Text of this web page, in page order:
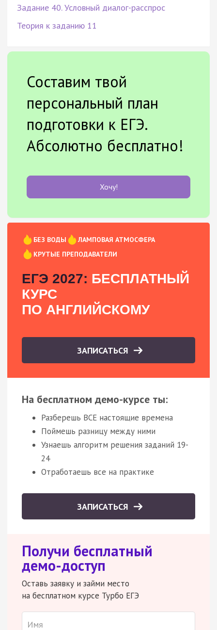
Задание 40. Условный диалог-расспрос
Теория к заданию 11
Составим твой
персональный план
подготовки к ЕГЭ.
Абсолютно бесплатно!
Хочу!
БЕЗ ВОДЫ
ЛАМПОВАЯ АТМОСФЕРА
КРУТЫЕ ПРЕПОДАВАТЕЛИ
ЕГЭ 2027: БЕСПЛАТНЫЙ
КУРС
ПО АНГЛИЙСКОМУ
ЗАПИСАТЬСЯ
На бесплатном демо-курсе ты:
Разберешь ВСЕ настоящие времена
Поймешь разницу между ними
Узнаешь алгоритм решения заданий 19-
24
Отработаешь все на практике
ЗАПИСАТЬСЯ
Получи бесплатный
демо-доступ
Оставь заявку и займи место
на бесплатном курсе Турбо ЕГЭ